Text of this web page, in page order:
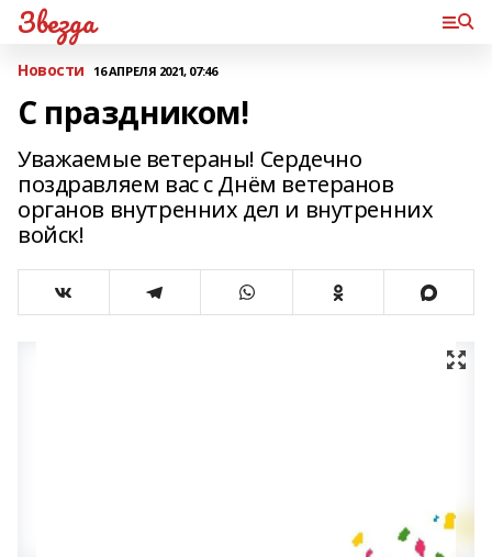
Звезда
Новости 16 АПРЕЛЯ 2021, 07:46
С праздником!
Уважаемые ветераны! Сердечно
поздравляем вас с Днём ветеранов
органов внутренних дел и внутренних
войск!